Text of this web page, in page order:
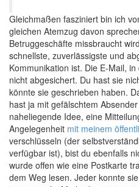
Gleichmaßen fasziniert bin ich
gleichen Atemzug davon
Betruggeschäfte missbraucht
schnellste, zuverlässigste und
Kommunikation ist. Die E-Mail,
nicht abgesichert. Du hast sie
könnte sie geschrieben haben.
hast ja mit gefälschtem
naheliegende Idee, eine
Angelegenheit mit meinem
verschlüsseln (der
verfügbar ist), bist du ebenfalls
wurde offen wie eine Postkarte
dem Weg lesen. Jeder konnte